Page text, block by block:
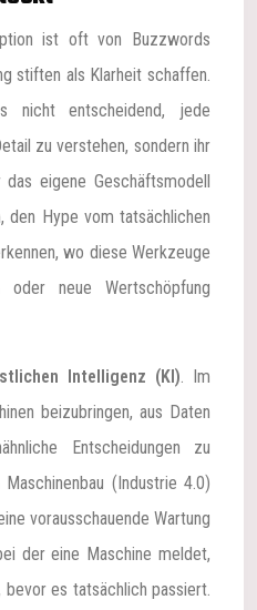
ist oft von Buzzwords
stiften als Klarheit schaffen.
nicht entscheidend, jede
zu verstehen, sondern ihr
eigene Geschäftsmodell
den Hype vom tatsächlichen
wo diese Werkzeuge
neue Wertschöpfung
Intelligenz (KI). Im
beizubringen, aus Daten
Entscheidungen zu
(Industrie 4.0)
vorausschauende Wartung
der eine Maschine meldet,
es tatsächlich passiert.